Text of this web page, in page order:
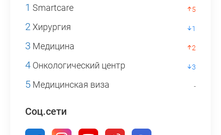
1 Smartcare 5
2Хирургия 1
3 Медицина 2
4 Онкологический центр 3
5 Медицинская виза -
Соц.сети